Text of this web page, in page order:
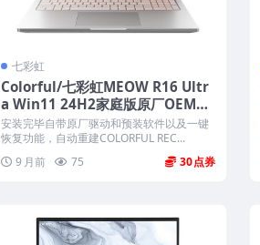
七彩虹
Colorful/七彩虹MEOW R16 Ultr
a Win11 24H2家庭版原厂OEM系
统 带COLORFUL一键还原
安装完毕自带原厂驱动和预装软件以及一键
恢复功能，自动重建COLORFUL REC...
9 月前
75 30